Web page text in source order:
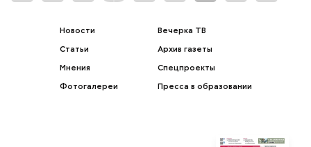
Новости
Статьи
Мнения
Фотогалереи
Вечерка ТВ
Архив газеты
Спецпроекты
Пресса в образовании